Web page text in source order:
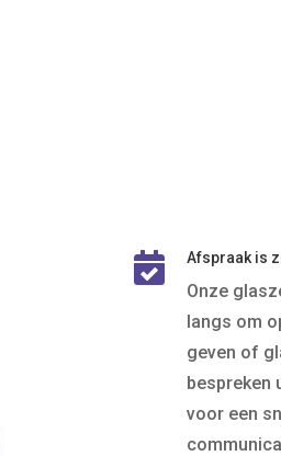
 Afspraak is
Onze
langs om
geven of
bespreken
voor een